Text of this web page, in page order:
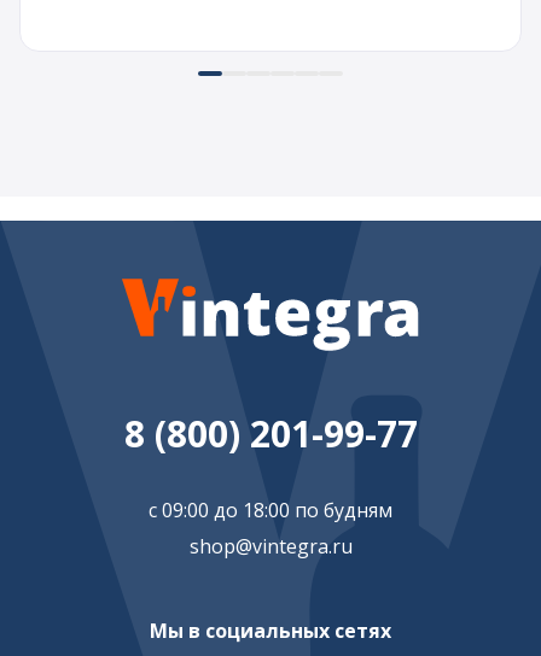
8 (800) 201-99-77
с 09:00 до 18:00 по будням
shop@vintegra.ru
Мы в социальных сетях